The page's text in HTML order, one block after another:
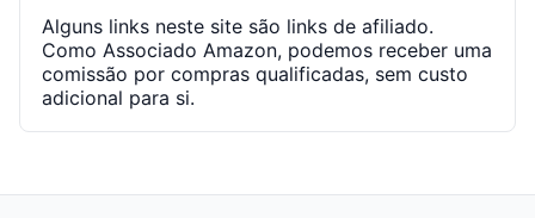
Alguns links neste site são links de afiliado.
Como Associado Amazon, podemos receber uma
comissão por compras qualificadas, sem custo
adicional para si.